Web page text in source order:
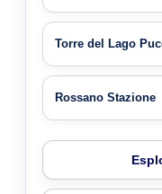
Torre del Lago
Rossano Stazione